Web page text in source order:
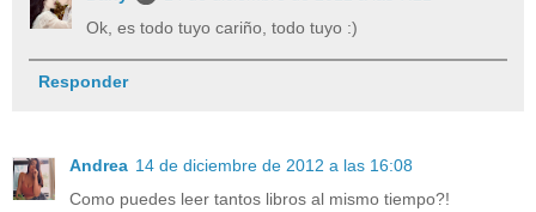
Ok, es todo tuyo cariño, todo tuyo :)
Responder
Andrea 14 de diciembre de 2012 a las 16:08
Como puedes leer tantos libros al mismo tiempo?!